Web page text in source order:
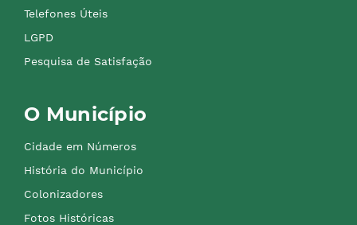
Telefones Úteis
LGPD
Pesquisa de Satisfação
O Município
Cidade em Números
História do Município
Colonizadores
Fotos Históricas